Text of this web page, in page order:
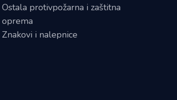
Ostala protivpožarna i zaštitna
oprema
Znakovi i nalepnice